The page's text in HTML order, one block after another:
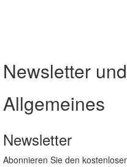
Newsletter
Allgemeines
Newsletter
Abonnieren Sie den